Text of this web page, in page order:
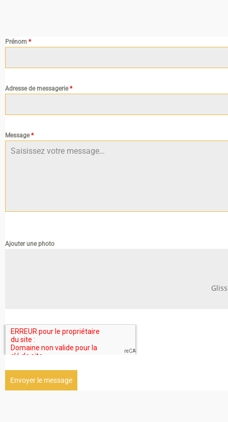
Prénom *
Adresse de messagerie*
Message*
Ajouter une photo
Envoyer le message